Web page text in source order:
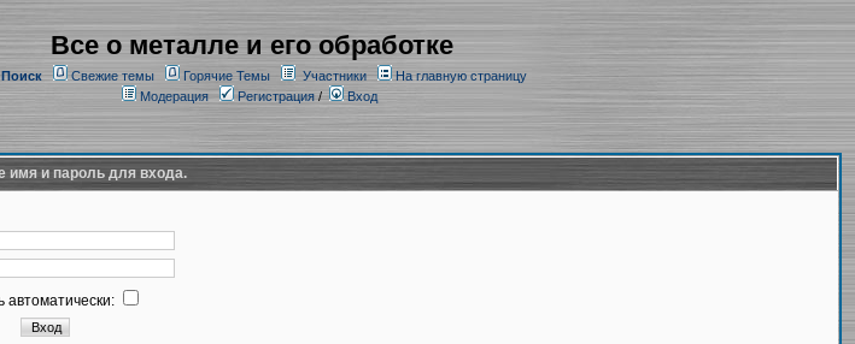
Все о металле и его обработке
Поиск Свежие темы Горячие Темы Участники
На главную страницу
Модерация
Регистрация/ Вход
имя и пароль для входа.
автоматически: